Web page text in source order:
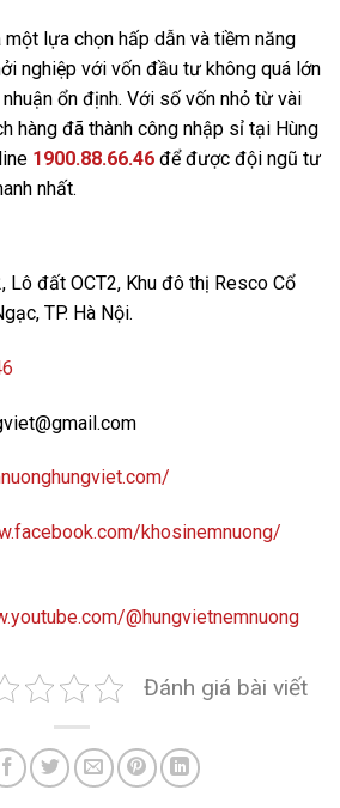
một lựa chọn hấp dẫn và tiềm năng
nghiệp với vốn đầu tư không quá lớn
ổn định. Với số vốn nhỏ từ vài
hàng đã thành công nhập sỉ tại Hùng
1900.88.66.46 để được đội ngũ tư
nhất.
Lô đất OCT2, Khu đô thị Resco Cổ
TP. Hà Nội.
khosinemnuong/
@hungvietnemnuong
Đánh giá bài viết